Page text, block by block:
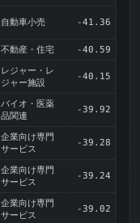
自動車小売 -41.36
不動産・住宅 -40.59
レジャー・レ
ジャー施設
-40.15
バイオ・医薬
品関連
-39.92
企業向け専門
サービス
-39.28
企業向け専門
サービス
-39.24
企業向け専門
サービス
-39.02